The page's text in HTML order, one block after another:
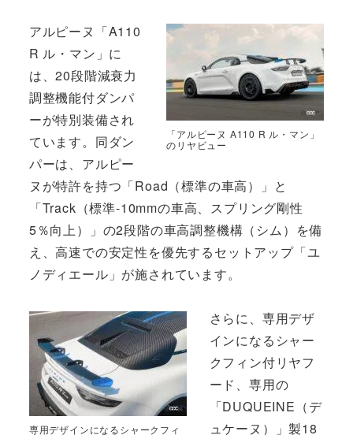
「アルピーヌ A110 R ル・マン」
のリヤビュー
アルピーヌ「A110
R ル・マン」に
は、20段階減衰力
調整機能付ダンパ
ーが特別装備され
ています。同ダン
パーは、アルピー
ヌが特許を持つ「Road（標準の車高）」と
「Track（標準-10mmの車高、スプリング剛性
5％向上）」の2段階の車高調整機構（シム）を備
え、高速での安定性を優先するセットアップ「ユ
ノディエール」が施されています。
専用デザインになるシャークフィ
さらに、専用デザ
インになるシャー
クフィン付リヤフ
ード、専用の
「DUQUEINE（デ
ュケーヌ）」製18